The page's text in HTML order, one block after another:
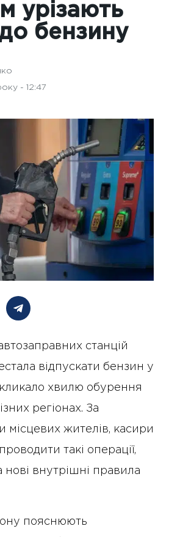
урізають
бензину
- 12:47
станцій
відпускати бензин у
хвилю обурення
регіонах. За
місцевих жителів, касири
такі операції,
внутрішні правила
пояснюють